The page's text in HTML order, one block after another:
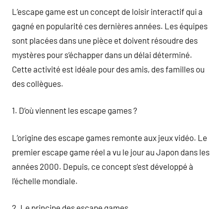
L’escape game est un concept de loisir interactif qui a
gagné en popularité ces dernières années. Les équipes
sont placées dans une pièce et doivent résoudre des
mystères pour s’échapper dans un délai déterminé.
Cette activité est idéale pour des amis, des familles ou
des collègues.
1. D’où viennent les escape games ?
L’origine des escape games remonte aux jeux vidéo. Le
premier escape game réel a vu le jour au Japon dans les
années 2000. Depuis, ce concept s’est développé à
l’échelle mondiale.